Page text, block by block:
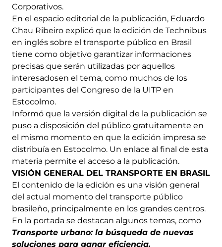
Corporativos.
En el espacio editorial de la publicación, Eduardo
Chau Ribeiro explicó que la edición de Technibus
en inglés sobre el transporte público en Brasil
tiene como objetivo garantizar informaciones
precisas que serán utilizadas por aquellos
interesados ​​en el tema, como muchos de los
participantes del Congreso de la UITP en
Estocolmo.
Informó que la versión digital de la publicación se
puso a disposición del público gratuitamente en
el mismo momento en que la edición impresa se
distribuía en Estocolmo. Un enlace al final de esta
materia permite el acceso a la publicación.
VISIÓN GENERAL DEL TRANSPORTE EN BRASIL
El contenido de la edición es una visión general
del actual momento del transporte público
brasileño, principalmente en los grandes centros.
En la portada se destacan algunos temas, como
Transporte urbano: la búsqueda de nuevas
soluciones para ganar eficiencia,